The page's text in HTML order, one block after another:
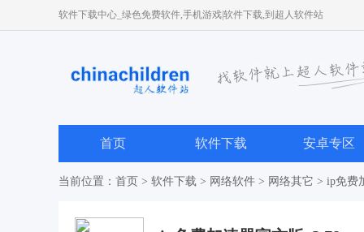
软件下载中心_绿色免费软件,手机游戏|软件下载,到超人软件站
首页 软件下载 安卓专区
当前位置： 首页 > 软件下载 > 网络软件 > 网络其它 > ip免费